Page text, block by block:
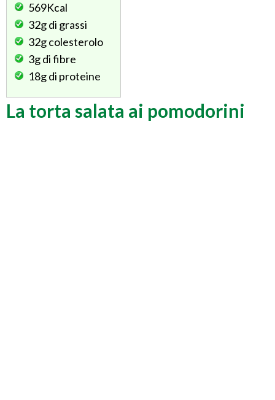
569Kcal
32gdi grassi
32gcolesterolo
3gdi fibre
18gdi proteine
La torta salata ai pomodorini